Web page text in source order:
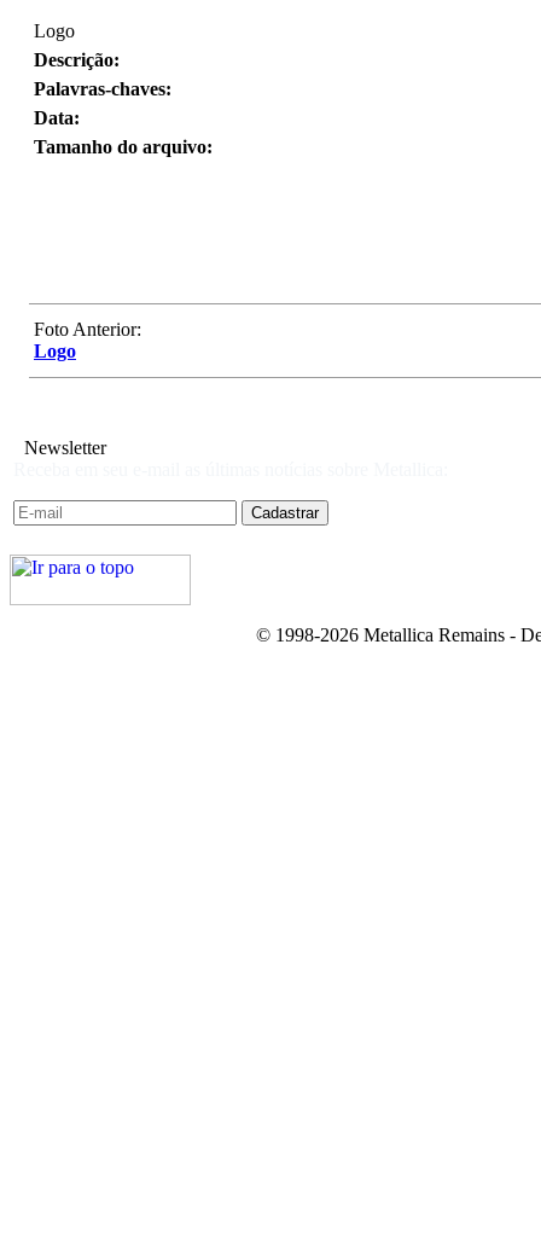
Logo
Descrição:
Palavras-chaves:
Data:
Tamanho do arquivo:
Foto Anterior:
Logo
Newsletter
© 1998-2026 Metallica Remains -